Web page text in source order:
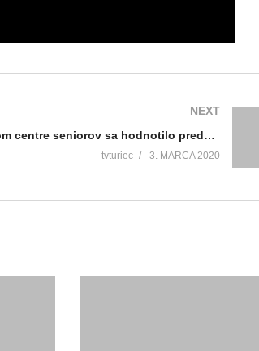
NEXT
V dennom centre seniorov sa hodnotilo predchádzajúce obdobie
tvturiec 3. MARCA 2020